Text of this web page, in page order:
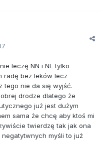
leczę NN i NL tylko
radę bez leków lecz
tego nie da się wyjść.
drodze dlatego że
już jest dużym
sama że chcę aby ktoś mi
twierdzę tak jak ona
myśli to już